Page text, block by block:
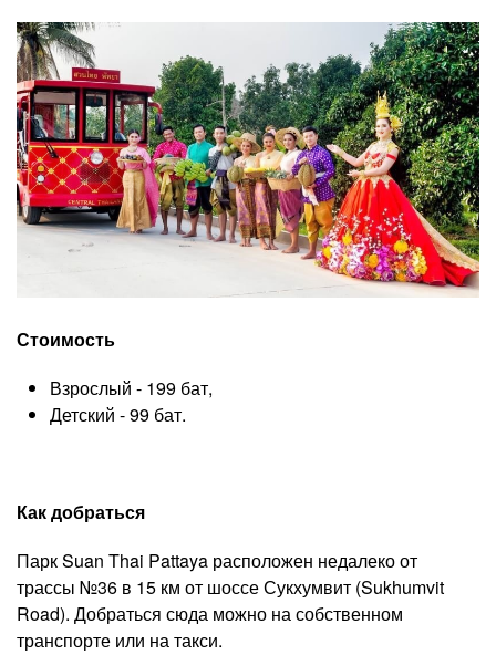
Стоимость
Взрослый - 199 бат,
Детский - 99 бат.
Как добраться
Парк Suan Thai Pattaya расположен недалеко от
трассы №36 в 15 км от шоссе Сукхумвит (Sukhumvit
Road). Добраться сюда можно на собственном
транспорте или на такси.